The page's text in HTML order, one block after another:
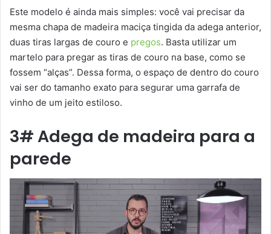
Este modelo é ainda mais simples: você vai precisar da
mesma chapa de madeira maciça tingida da adega anterior,
duas tiras largas de couro e pregos. Basta utilizar um
martelo para pregar as tiras de couro na base, como se
fossem “alças”. Dessa forma, o espaço de dentro do couro
vai ser do tamanho exato para segurar uma garrafa de
vinho de um jeito estiloso.
3# Adega de madeira para a
parede